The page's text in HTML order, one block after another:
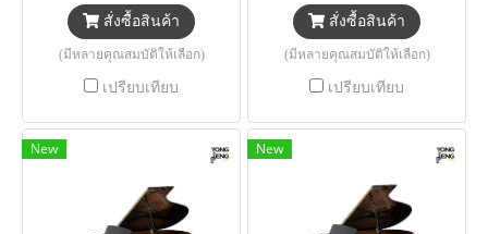
สั่งซื้อสินค้า
(มีหลายคุณสมบัติให้เลือก)
เปรียบเทียบ
สั่งซื้อสินค้า
(มีหลายคุณสมบัติให้เลือก)
เปรียบเทียบ
New New